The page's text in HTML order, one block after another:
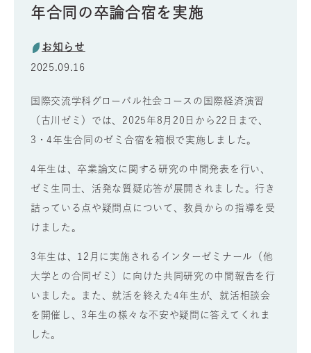
年合同の卒論合宿を実施
お知らせ
2025.09.16
国際交流学科グローバル社会コースの国際経済演習
（古川ゼミ）では、2025年8月20日から22日まで、
3・4年生合同のゼミ合宿を箱根で実施しました。
4年生は、卒業論文に関する研究の中間発表を行い、
ゼミ生同士、活発な質疑応答が展開されました。行き
詰っている点や疑問点について、教員からの指導を受
けました。
3年生は、12月に実施されるインターゼミナール（他
大学との合同ゼミ）に向けた共同研究の中間報告を行
いました。また、就活を終えた4年生が、就活相談会
を開催し、3年生の様々な不安や疑問に答えてくれま
した。